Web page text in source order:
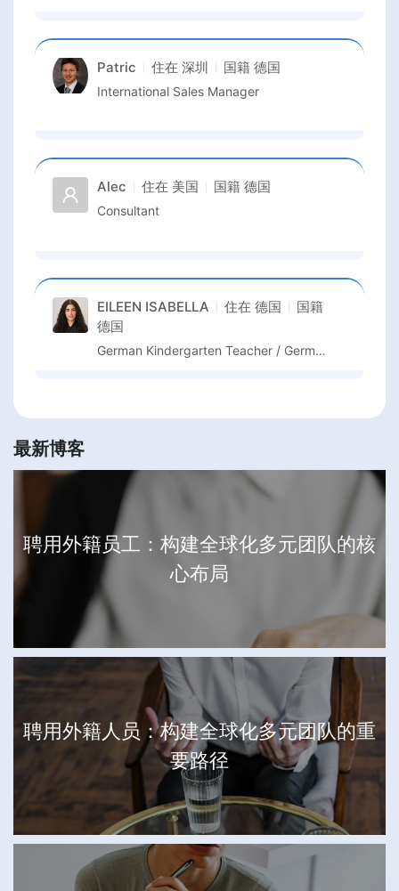
Patric 住在 深圳 国籍 德国
International Sales Manager
Alec 住在 美国 国籍 德国
Consultant
EILEEN ISABELLA 住在 德国
国籍
德国
German Kindergarten Teacher / German Language Assistant / Kindergarten Assistant
最新博客
聘用外籍员工：构建全球化多元团队的核
心布局
聘用外籍人员：构建全球化多元团队的重
要路径